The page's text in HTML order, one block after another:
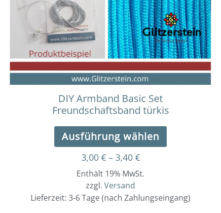
DIY Armband Basic Set
Freundschaftsband türkis
Ausführung wählen
Die
Optionen
können
auf
der
3,00 € – 3,40 €
Enthält 19% MwSt.
zzgl. Versand
Lieferzeit: 3-6 Tage (nach Zahlungseingang)